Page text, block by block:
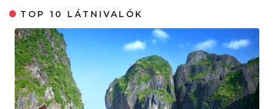
TOP 10 LÁTNIVALÓK